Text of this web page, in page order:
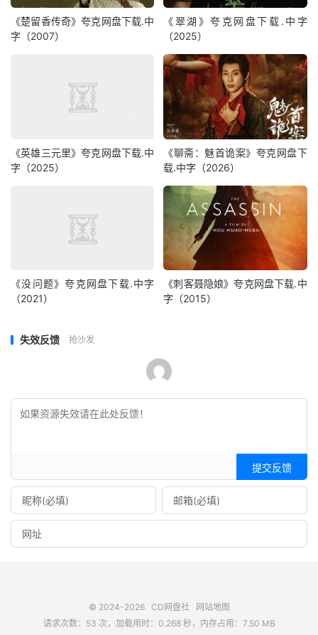
《楚留香传奇》夸克网盘下载.中
字（2007）
《翠湖》夸克网盘下载.中字
（2025）
《英雄三元里》夸克网盘下载.中
字（2025）
《聊斋：魅首诡案》夸克网盘下
载.中字（2026）
《没问题》夸克网盘下载.中字
（2021）
《刺客聂隐娘》夸克网盘下载.中
字（2015）
失效反馈 抢沙发
提交反馈
© 2024-2026 CD网盘社
网站地图
请求次数：53 次，加载用时：0.268 秒，内存占用：7.50 MB